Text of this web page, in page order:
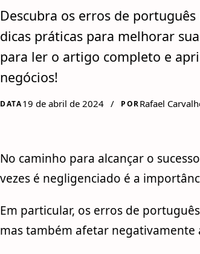
Descubra os erros de
dicas práticas para melhorar
para ler o artigo completo e
negócios!
DATA19 de abril de 2024 / PORRafael
No caminho para alcançar o
vezes é negligenciado é a
Em particular, os erros de
mas também afetar negativamente